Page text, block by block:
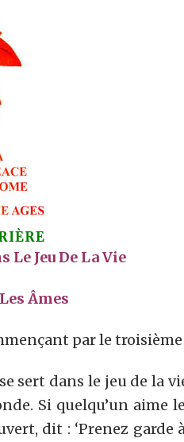
Le Jeu De La Vie
Âmes
par le
sert dans le jeu de la
Si quelqu’un aime
dit : ‘Prenez garde